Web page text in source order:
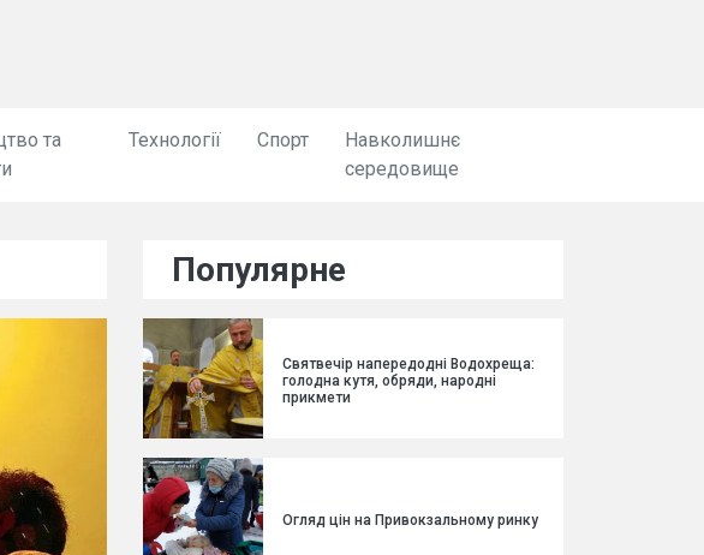
та
Технології Спорт
Навколишнє
середовище
Популярне
Святвечір напередодні Водохреща:
голодна кутя, обряди, народні
прикмети
Огляд цін на Привокзальному ринку